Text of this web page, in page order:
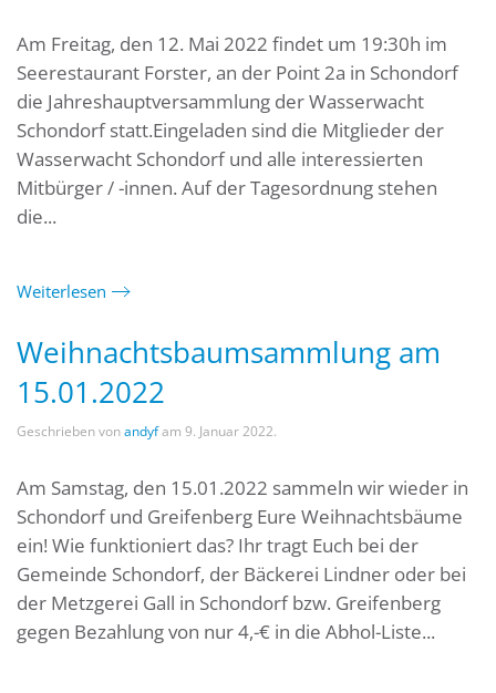
Am Freitag, den 12. Mai 2022 findet um 19:30h im
Seerestaurant Forster, an der Point 2a in Schondorf
die Jahreshauptversammlung der Wasserwacht
Schondorf statt.Eingeladen sind die Mitglieder der
Wasserwacht Schondorf und alle interessierten
Mitbürger / -innen. Auf der Tagesordnung stehen
die...
Weiterlesen
Weihnachtsbaumsammlung am
15.01.2022
Geschrieben vonandyfam 9. Januar 2022.
Am Samstag, den 15.01.2022 sammeln wir wieder in
Schondorf und Greifenberg Eure Weihnachtsbäume
ein! Wie funktioniert das? Ihr tragt Euch bei der
Gemeinde Schondorf, der Bäckerei Lindner oder bei
der Metzgerei Gall in Schondorf bzw. Greifenberg
gegen Bezahlung von nur 4,-€ in die Abhol-Liste...